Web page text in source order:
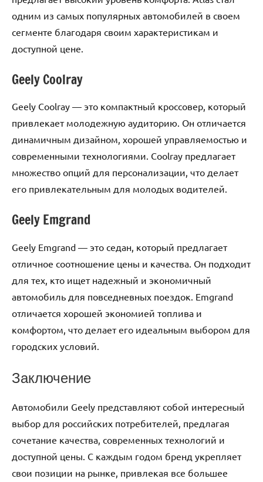
одним из самых популярных автомобилей в своем
сегменте благодаря своим характеристикам и
доступной цене.
Geely Coolray
Geely Coolray — это компактный кроссовер, который
привлекает молодежную аудиторию. Он отличается
динамичным дизайном, хорошей управляемостью и
современными технологиями. Coolray предлагает
множество опций для персонализации, что делает
его привлекательным для молодых водителей.
Geely Emgrand
Geely Emgrand — это седан, который предлагает
отличное соотношение цены и качества. Он подходит
для тех, кто ищет надежный и экономичный
автомобиль для повседневных поездок. Emgrand
отличается хорошей экономией топлива и
комфортом, что делает его идеальным выбором для
городских условий.
Заключение
Автомобили Geely представляют собой интересный
выбор для российских потребителей, предлагая
сочетание качества, современных технологий и
доступной цены. С каждым годом бренд укрепляет
свои позиции на рынке, привлекая все большее